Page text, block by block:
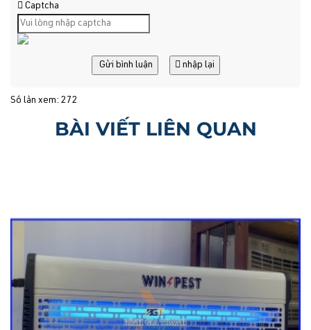
Captcha
Gửi bình luận nhập lại
Số lần xem: 272
BÀI VIẾT LIÊN QUAN